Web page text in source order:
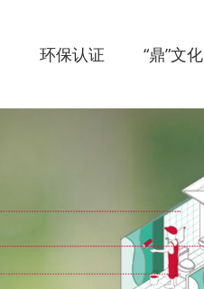
环保认证 “鼎”文化